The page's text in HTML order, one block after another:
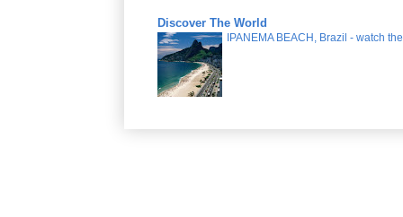
Discover The World
IPANEMA BEACH, Brazil - watch